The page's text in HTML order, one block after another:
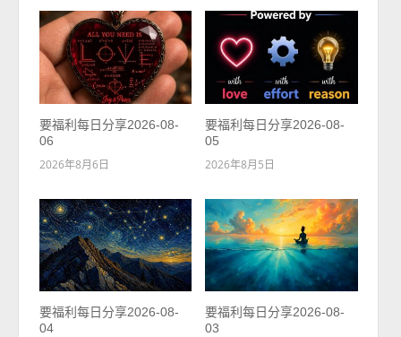
要福利每日分享2026-08-
06
2026年8月6日
要福利每日分享2026-08-
05
2026年8月5日
要福利每日分享2026-08-
04
要福利每日分享2026-08-
03